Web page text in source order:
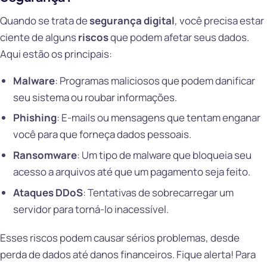
Quando se trata desegurança digital, você precisa estar
ciente de algunsriscosque podem afetar seus dados.
Aqui estão os principais:
Malware: Programas maliciosos que podem danificar
seu sistema ou roubar informações.
Phishing: E-mails ou mensagens que tentam enganar
você para que forneça dados pessoais.
Ransomware: Um tipo de malware que bloqueia seu
acesso a arquivos até que um pagamento seja feito.
Ataques DDoS: Tentativas de sobrecarregar um
servidor para torná-lo inacessível.
Esses riscos podem causar sérios problemas, desde
perda de dados até danos financeiros. Fique alerta! Para